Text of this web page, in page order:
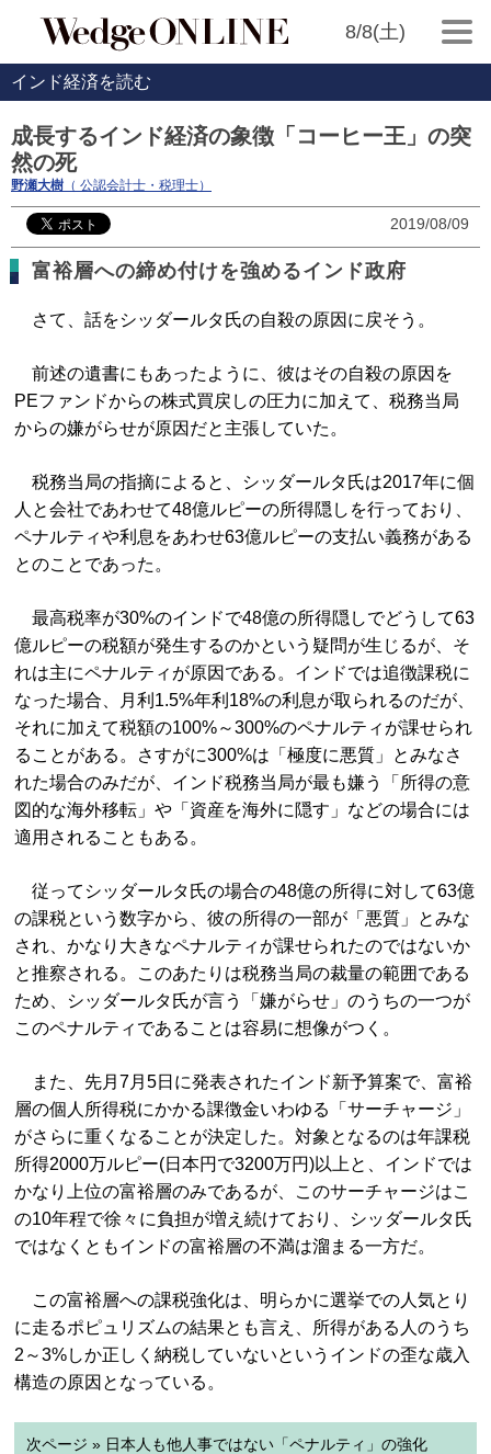
8/8(土)
インド経済を読む
成長するインド経済の象徴「コーヒー王」の突
然の死
野瀬大樹 （ 公認会計士・税理士）
2019/08/09
富裕層への締め付けを強めるインド政府
さて、話をシッダールタ氏の自殺の原因に戻そう。
前述の遺書にもあったように、彼はその自殺の原因を
PEファンドからの株式買戻しの圧力に加えて、税務当局
からの嫌がらせが原因だと主張していた。
税務当局の指摘によると、シッダールタ氏は2017年に個
人と会社であわせて48億ルピーの所得隠しを行っており、
ペナルティや利息をあわせ63億ルピーの支払い義務がある
とのことであった。
最高税率が30%のインドで48億の所得隠しでどうして63
億ルピーの税額が発生するのかという疑問が生じるが、そ
れは主にペナルティが原因である。インドでは追徴課税に
なった場合、月利1.5%年利18%の利息が取られるのだが、
それに加えて税額の100%～300%のペナルティが課せられ
ることがある。さすがに300%は「極度に悪質」とみなさ
れた場合のみだが、インド税務当局が最も嫌う「所得の意
図的な海外移転」や「資産を海外に隠す」などの場合には
適用されることもある。
従ってシッダールタ氏の場合の48億の所得に対して63億
の課税という数字から、彼の所得の一部が「悪質」とみな
され、かなり大きなペナルティが課せられたのではないか
と推察される。このあたりは税務当局の裁量の範囲である
ため、シッダールタ氏が言う「嫌がらせ」のうちの一つが
このペナルティであることは容易に想像がつく。
また、先月7月5日に発表されたインド新予算案で、富裕
層の個人所得税にかかる課徴金いわゆる「サーチャージ」
がさらに重くなることが決定した。対象となるのは年課税
所得2000万ルピー(日本円で3200万円)以上と、インドでは
かなり上位の富裕層のみであるが、このサーチャージはこ
の10年程で徐々に負担が増え続けており、シッダールタ氏
ではなくともインドの富裕層の不満は溜まる一方だ。
この富裕層への課税強化は、明らかに選挙での人気とり
に走るポピュリズムの結果とも言え、所得がある人のうち
2～3%しか正しく納税していないというインドの歪な歳入
構造の原因となっている。
次ページ » 日本人も他人事ではない「ペナルティ」の強化